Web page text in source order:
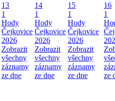
13
1
Hody
Čejkovice
2026
Zobrazit
všechny
záznamy
ze dne
14
1
Hody
Čejkovice
2026
Zobrazit
všechny
záznamy
ze dne
15
1
Hody
Čejkovice
2026
Zobrazit
všechny
záznamy
ze dne
16
1
ze